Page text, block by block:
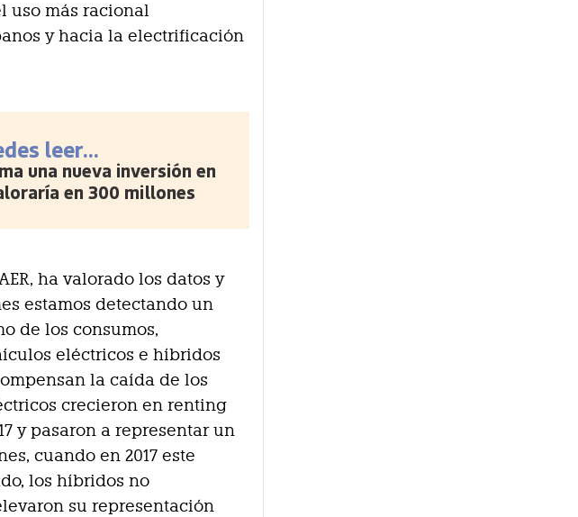
uso más racional
y hacia la electrificación
leer...
una nueva inversión en
en 300 millones
ha valorado los datos y
estamos detectando un
de los consumos,
eléctricos e híbridos
la caída de los
crecieron en renting
y pasaron a representar un
cuando en 2017 este
los híbridos no
su representación